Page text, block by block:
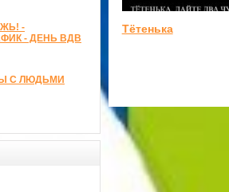
-
- ДЕНЬ ВДВ
С ЛЮДЬМИ
Тётенька